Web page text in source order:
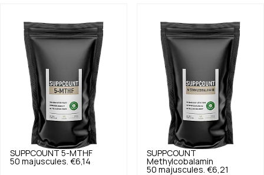
SUPPCOUNT 5-MTHF
50 majuscules. €6,14
SUPPCOUNT
Methylcobalamin
50 majuscules. €6,21